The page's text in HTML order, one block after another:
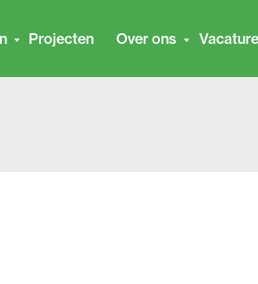
Projecten Over ons